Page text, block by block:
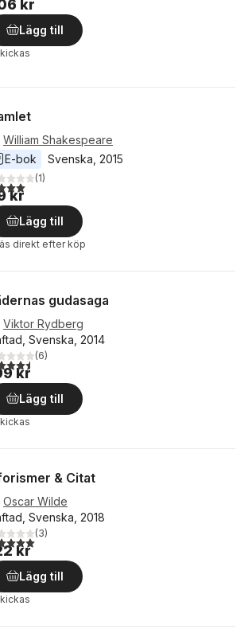
kr
Lägg till
William Shakespeare
E-bok
Svenska 2015
utav 5 stjärnor. Totalt antal röster:
(1)
kr
Lägg till
direkt efter köp
gudasaga
Viktor Rydberg
Svenska, 2014
utav 5 stjärnor. Totalt antal röster:
(6)
kr
Lägg till
& Citat
Oscar Wilde
Svenska, 2018
utav 5 stjärnor. Totalt antal röster:
(3)
kr
Lägg till